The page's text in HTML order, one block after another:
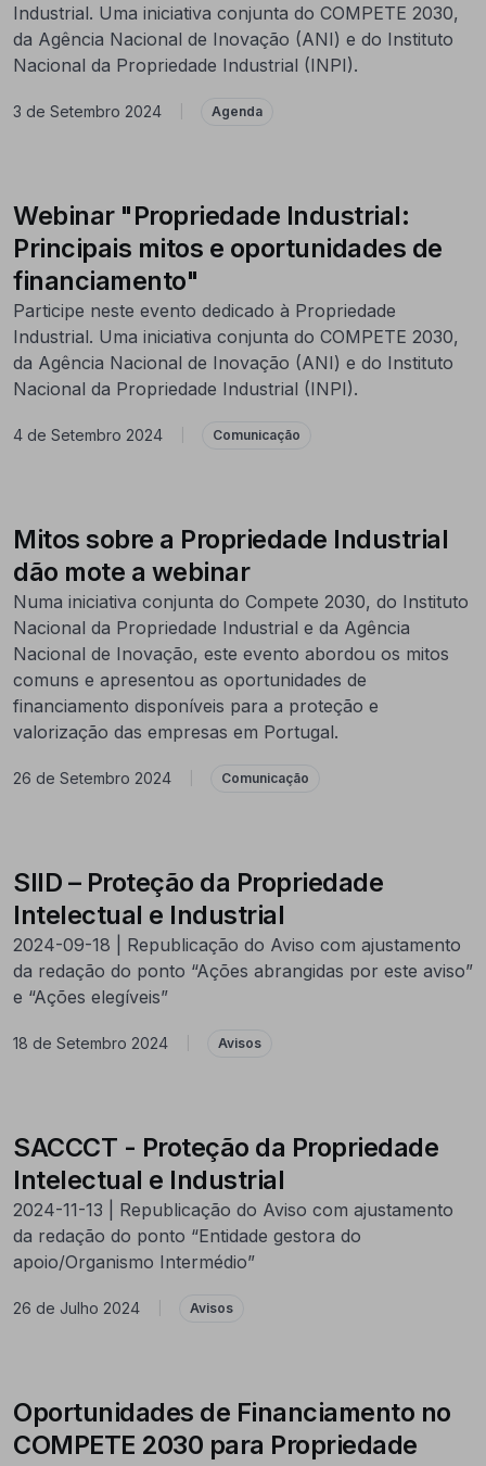
Industrial. Uma iniciativa conjunta do COMPETE 2030,
da Agência Nacional de Inovação (ANI) e do Instituto
Nacional da Propriedade Industrial (INPI).
3 de Setembro 2024 Agenda
Webinar "Propriedade Industrial:
Principais mitos e oportunidades de
financiamento"
Participe neste evento dedicado à Propriedade
Industrial. Uma iniciativa conjunta do COMPETE 2030,
da Agência Nacional de Inovação (ANI) e do Instituto
Nacional da Propriedade Industrial (INPI).
4 de Setembro 2024 Comunicação
Mitos sobre a Propriedade Industrial
dão mote a webinar
Numa iniciativa conjunta do Compete 2030, do Instituto
Nacional da Propriedade Industrial e da Agência
Nacional de Inovação, este evento abordou os mitos
comuns e apresentou as oportunidades de
financiamento disponíveis para a proteção e
valorização das empresas em Portugal.
26 de Setembro 2024 Comunicação
SIID – Proteção da Propriedade
Intelectual e Industrial
2024-09-18 | Republicação do Aviso com ajustamento
da redação do ponto “Ações abrangidas por este aviso”
e “Ações elegíveis”
18 de Setembro 2024 Avisos
SACCCT - Proteção da Propriedade
Intelectual e Industrial
2024-11-13 | Republicação do Aviso com ajustamento
da redação do ponto “Entidade gestora do
apoio/Organismo Intermédio”
26 de Julho 2024 Avisos
Oportunidades de Financiamento no
COMPETE 2030 para Propriedade